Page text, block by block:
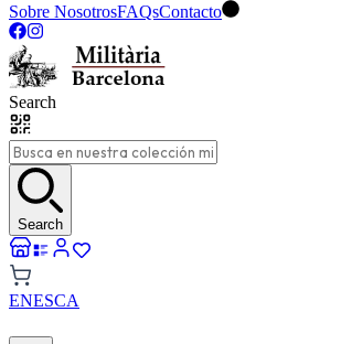
Sobre NosotrosFAQsContacto
Search
Search
ENESCA